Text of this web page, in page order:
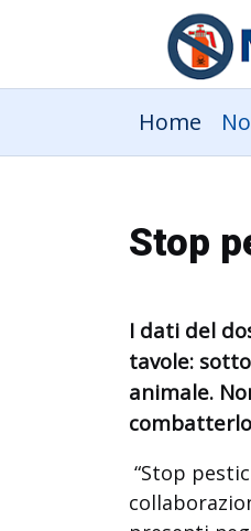
Home
Stop
I dati del
tavole:
animale.
“Stop